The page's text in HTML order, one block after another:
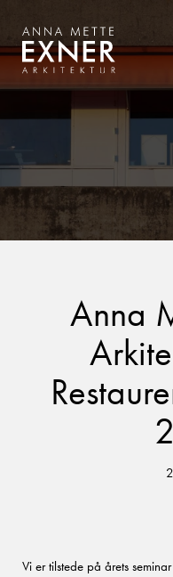
Anna
Vi er tilstede på årets